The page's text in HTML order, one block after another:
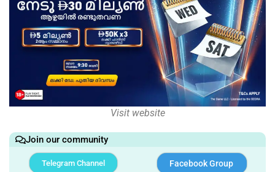
Visit website
Join our community
Telegram Channel Facebook Group